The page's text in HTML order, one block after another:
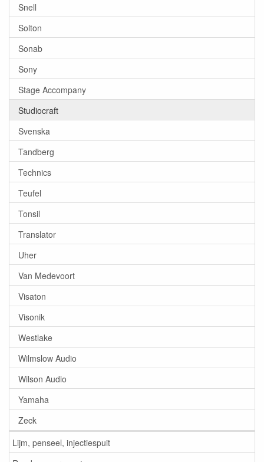
Snell
Solton
Sonab
Sony
Stage Accompany
Studiocraft
Svenska
Tandberg
Technics
Teufel
Tonsil
Translator
Uher
Van Medevoort
Visaton
Visonik
Westlake
Wilmslow Audio
Wilson Audio
Yamaha
Zeck
Lijm, penseel, injectiespuit